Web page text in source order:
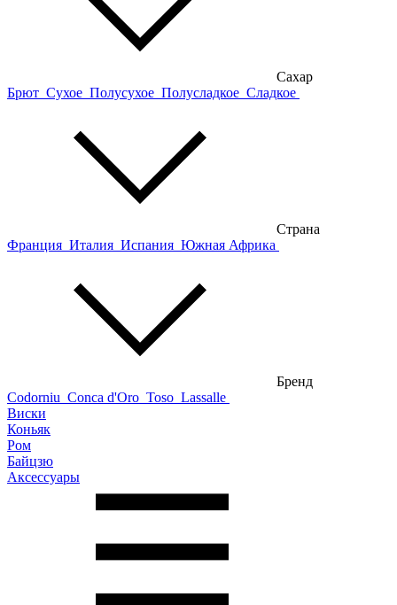
Сахар
Брют Сухое Полусухое Полусладкое Сладкое
Страна
Франция Италия Испания Южная Африка
Бренд
Codorniu Conca d'Oro Toso Lassalle
Виски
Коньяк
Ром
Байцзю
Аксессуары